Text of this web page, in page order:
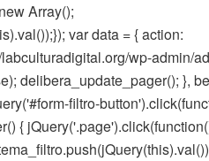
Array();
var data = { action:
wp-admin/
delibera_update_pager(); },
filtro-
{